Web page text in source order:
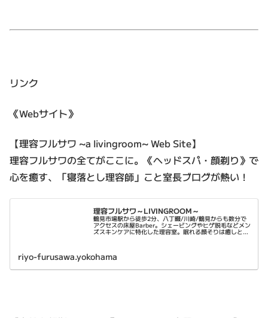
リンク
《Webサイト》
【理容フルサワ ~a livingroom~ Web Site】
理容フルサワの全てがここに。《ヘッドスパ・顔剃り》で
心を癒す、「寝落とし理容師」こと室長ブログが熱い！
理容フルサワ～LIVINGROOM～
鶴見市場駅から徒歩2分、八丁畷/川崎/鶴見からも数分で
アクセスの床屋Barber。シェービングやヒゲ脱毛などメン
ズスキンケアに特化した理容室。眠れる顔そりは癒しと乾
riyo-furusawa.yokohama